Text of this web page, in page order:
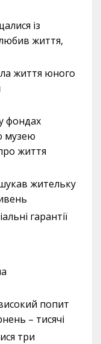
із
життя,
життя юного
фондах
музею
життя
жительку
гарантії
попит
– тисячі
три